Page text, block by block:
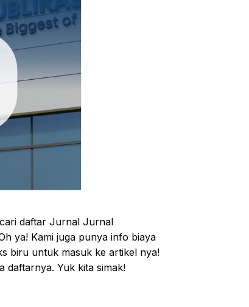
daftar Jurnal Jurnal
ya! Kami juga punya info biaya
biru untuk masuk ke artikel nya!
daftarnya. Yuk kita simak!